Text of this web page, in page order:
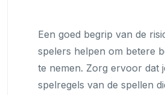
Een goed begrip van de
spelers helpen om betere
te nemen. Zorg ervoor dat
spelregels van de spellen